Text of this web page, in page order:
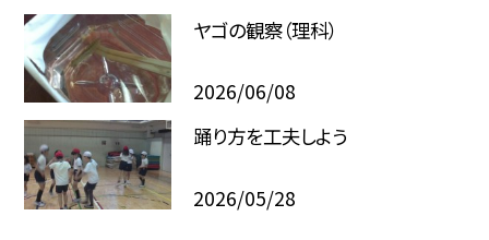
ヤゴの観察（理科）
2026/06/08
踊り方を工夫しよう
2026/05/28